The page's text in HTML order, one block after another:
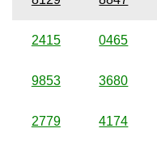
2415 0465
9853 3680
2779 4174